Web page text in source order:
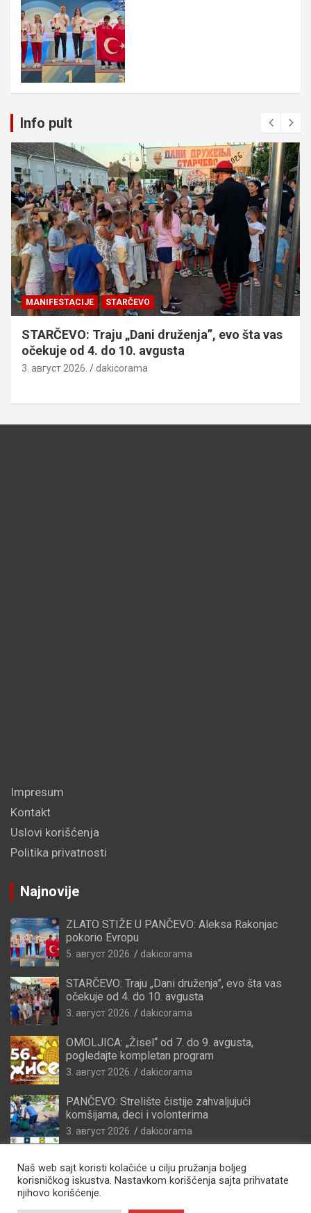
Info pult
MANIFESTACIJE STARČEVO
STARČEVO: Traju „Dani druženja”, evo šta vas
očekuje od 4. do 10. avgusta
3. август 2026. dakicorama
Impresum
Kontakt
Uslovi korišćenja
Politika privatnosti
Najnovije
ZLATO STIŽE U PANČEVO: Aleksa Rakonjac
pokorio Evropu
5. август 2026. dakicorama
STARČEVO: Traju „Dani druženja”, evo šta vas
očekuje od 4. do 10. avgusta
3. август 2026. dakicorama
OMOLJICA: „Žisel“ od 7. do 9. avgusta,
pogledajte kompletan program
3. август 2026. dakicorama
PANČEVO: Strelište čistije zahvaljujući
komšijama, deci i volonterima
3. август 2026. dakicorama
Naš web sajt koristi kolačiće u cilju pružanja boljeg
korisničkog iskustva. Nastavkom korišćenja sajta prihvatate
njihovo korišćenje.